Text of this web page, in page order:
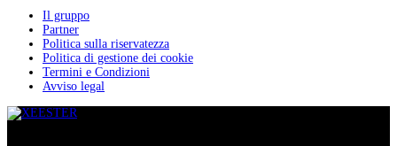
Il gruppo
Partner
Politica sulla riservatezza
Politica di gestione dei cookie
Termini e Condizioni
Avviso legal